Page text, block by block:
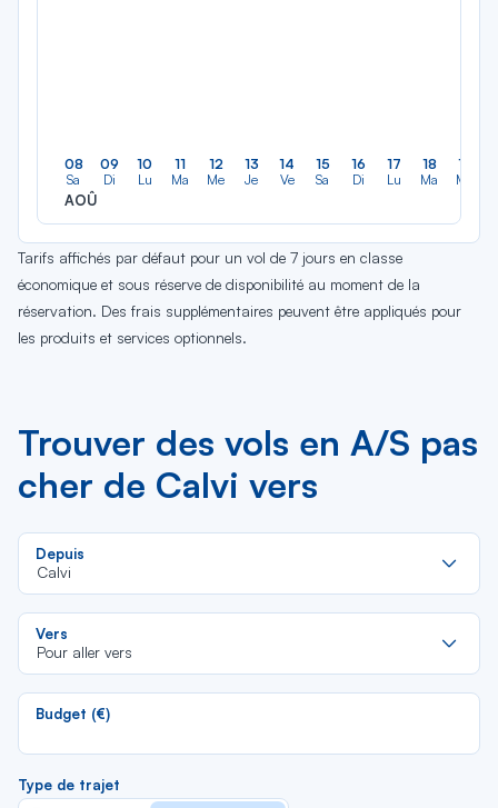
08
Sa
AOÛ
09
Di
10
Lu
11
Ma
12
Me
13
Je
14
Ve
15
Sa
16
Di
17
Lu
18
Ma
19
Me
Tarifs affichés par défaut pour un vol de 7 jours en classe
économique et sous réserve de disponibilité au moment de la
réservation. Des frais supplémentaires peuvent être appliqués pour
les produits et services optionnels.
Trouver des vols en A/S pas
cher de Calvi vers
Depuis
Calvi
Vers
Pour aller vers
Budget (€)
Type de trajet